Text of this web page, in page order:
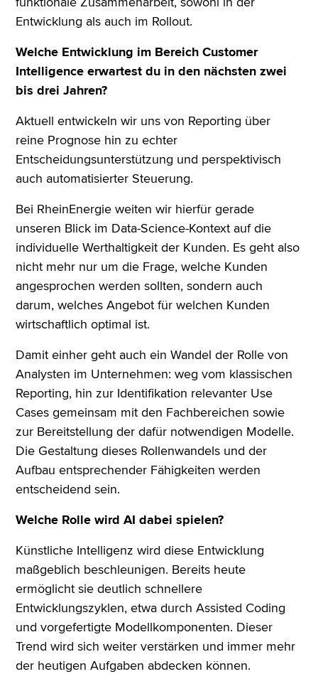
Entwicklung als auch im Rollout.
Welche Entwicklung im Bereich Customer
Intelligence erwartest du in den nächsten zwei
bis drei Jahren?
Aktuell entwickeln wir uns von Reporting über
reine Prognose hin zu echter
Entscheidungsunterstützung und perspektivisch
auch automatisierter Steuerung.
Bei RheinEnergie weiten wir hierfür gerade
unseren Blick im Data-Science-Kontext auf die
individuelle Werthaltigkeit der Kunden. Es geht also
nicht mehr nur um die Frage, welche Kunden
angesprochen werden sollten, sondern auch
darum, welches Angebot für welchen Kunden
wirtschaftlich optimal ist.
Damit einher geht auch ein Wandel der Rolle von
Analysten im Unternehmen: weg vom klassischen
Reporting, hin zur Identifikation relevanter Use
Cases gemeinsam mit den Fachbereichen sowie
zur Bereitstellung der dafür notwendigen Modelle.
Die Gestaltung dieses Rollenwandels und der
Aufbau entsprechender Fähigkeiten werden
entscheidend sein.
Welche Rolle wird AI dabei spielen?
Künstliche Intelligenz wird diese Entwicklung
maßgeblich beschleunigen. Bereits heute
ermöglicht sie deutlich schnellere
Entwicklungszyklen, etwa durch Assisted Coding
und vorgefertigte Modellkomponenten. Dieser
Trend wird sich weiter verstärken und immer mehr
der heutigen Aufgaben abdecken können.